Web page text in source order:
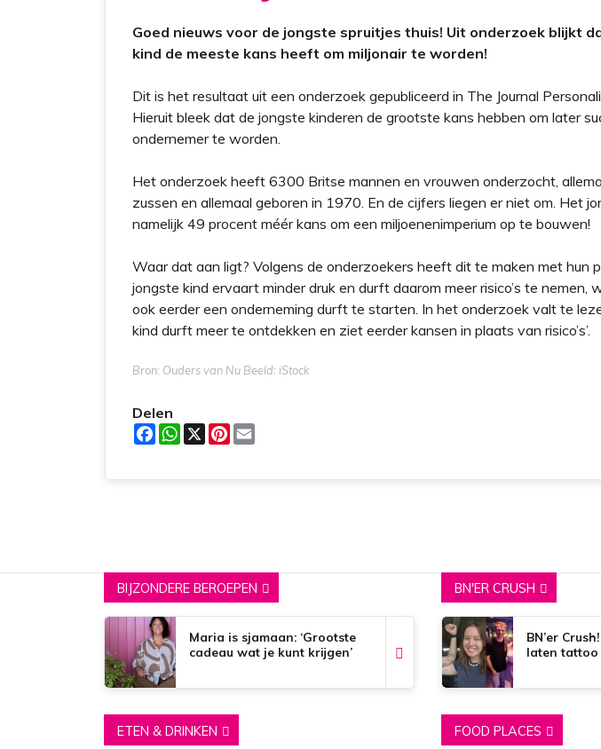
Goed nieuws voor de jongste spruitjes thuis! Uit onderzoek blijkt
kind de meeste kans heeft om miljonair te worden!
Dit is het resultaat uit een onderzoek gepubliceerd in The Journal
Hieruit bleek dat de jongste kinderen de grootste kans hebben om later
ondernemer te worden.
Het onderzoek heeft 6300 Britse mannen en vrouwen onderzocht,
zussen en allemaal geboren in 1970. En de cijfers liegen er niet om. Het
namelijk 49 procent méér kans om een miljoenenimperium op te bouwen!
Waar dat aan ligt? Volgens de onderzoekers heeft dit te maken met hun
jongste kind ervaart minder druk en durft daarom meer risico’s te nemen,
ook eerder een onderneming durft te starten. In het onderzoek valt te
kind durft meer te ontdekken en ziet eerder kansen in plaats van risico’s’.
Bron: Ouders van Nu Beeld: iStock
Delen
F
a
W
h
X
P
BIJZONDERE BEROEPEN
Maria is sjamaan: ‘Grootste
cadeau wat je kunt krijgen’
BN'ER CRUSH
BN’er
laten tattoo
ETEN & DRINKEN FOOD PLACES